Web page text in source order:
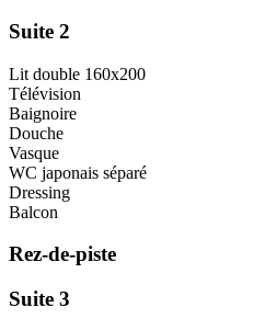
Suite 2
Lit double 160x200
Télévision
Baignoire
Douche
Vasque
WC japonais séparé
Dressing
Balcon
Rez-de-piste
Suite 3